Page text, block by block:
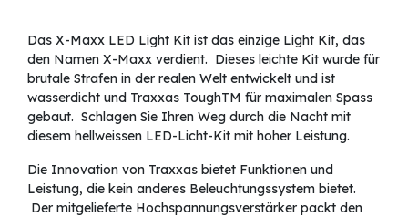
Das X-Maxx LED Light Kit ist das einzige Light Kit, das
den Namen X-Maxx verdient. Dieses leichte Kit wurde für
brutale Strafen in der realen Welt entwickelt und ist
wasserdicht und Traxxas ToughTM für maximalen Spass
gebaut. Schlagen Sie Ihren Weg durch die Nacht mit
diesem hellweissen LED-Licht-Kit mit hoher Leistung.
Die Innovation von Traxxas bietet Funktionen und
Leistung, die kein anderes Beleuchtungssystem bietet.
Der mitgelieferte Hochspannungsverstärker packt den